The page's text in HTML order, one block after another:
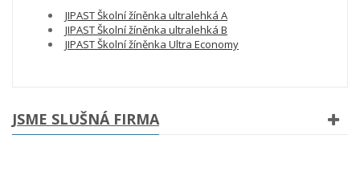
JIPAST Školní žíněnka ultralehká A
JIPAST Školní žíněnka ultralehká B
JIPAST Školní žíněnka Ultra Economy
JSME SLUŠNÁ FIRMA